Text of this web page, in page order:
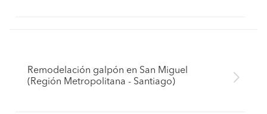
Remodelación galpón en San Miguel
(Región Metropolitana - Santiago)